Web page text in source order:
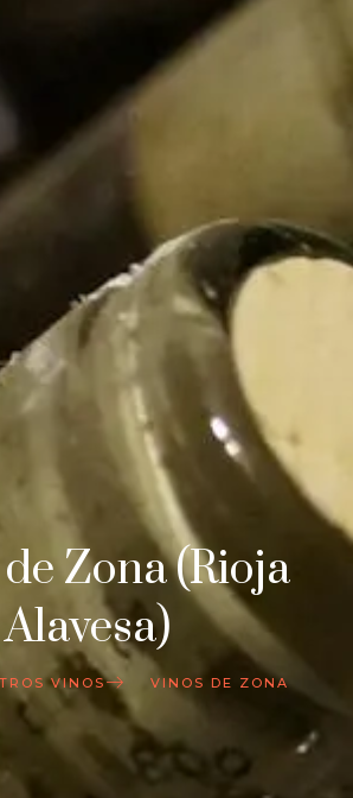
Zona (Rioja
Alavesa)
VINOS VINOS DE ZONA